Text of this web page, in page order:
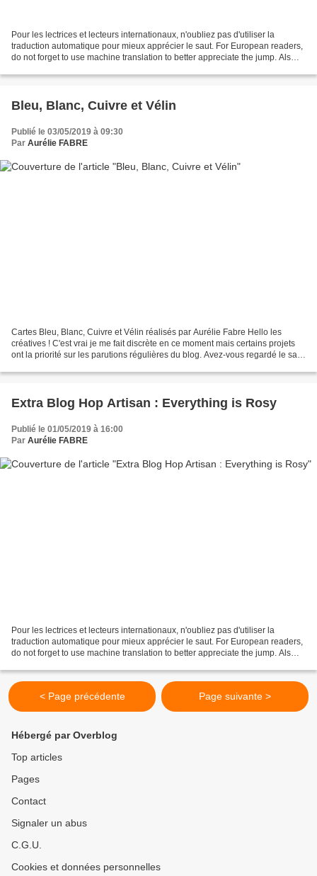
Pour les lectrices et lecteurs internationaux, n'oubliez pas d'utiliser la
traduction automatique pour mieux apprécier le saut. For European readers,
do not forget to use machine translation to better appreciate the jump. Als
Bleu, Blanc, Cuivre et Vélin
Publié le 03/05/2019 à 09:30
Par Aurélie FABRE
Cartes Bleu, Blanc, Cuivre et Vélin réalisés par Aurélie Fabre Hello les
créatives ! C'est vrai je me fait discrète en ce moment mais certains projets
ont la priorité sur les parutions régulières du blog. Avez-vous regardé le saut
Extra Blog Hop Artisan : Everything is Rosy
Publié le 01/05/2019 à 16:00
Par Aurélie FABRE
Pour les lectrices et lecteurs internationaux, n'oubliez pas d'utiliser la
traduction automatique pour mieux apprécier le saut. For European readers,
do not forget to use machine translation to better appreciate the jump. Als
< Page précédente Page suivante >
Hébergé par Overblog
Top articles
Pages
Contact
Signaler un abus
C.G.U.
Cookies et données personnelles